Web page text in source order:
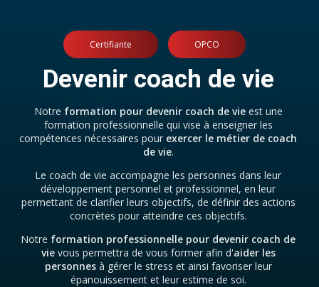
Certifiante OPCO
Devenir coach de vie
Notre formation pour devenir coach de vieest une
formation professionnelle qui vise à enseigner les
compétences nécessaires pour exercer le métier de coach
de vie.
Le coach de vie accompagne les personnes dans leur
développement personnel et professionnel, en leur
permettant de clarifier leurs objectifs, de définir des actions
concrètes pour atteindre ces objectifs.
Notre formation professionnelle pour devenir coach de
vievous permettra de vous former afin d'aider les
personnesà gérer le stress et ainsi favoriser leur
épanouissement et leur estime de soi.